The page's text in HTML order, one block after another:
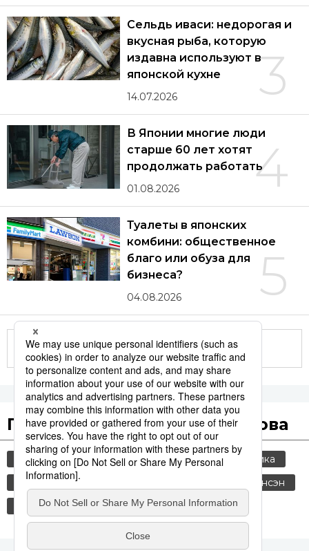
3
Сельдь иваси: недорогая и
вкусная рыба, которую
издавна используют в
японской кухне
14.07.2026
4
В Японии многие люди
старше 60 лет хотят
продолжать работать
01.08.2026
5
Туалеты в японских
комбини: общественное
благо или обуза для
бизнеса?
04.08.2026
Другие статьи по теме
Популярные поисковые слова
общество jiji press культура
политика
история
синкансэн
шпионаж
еда и напитки